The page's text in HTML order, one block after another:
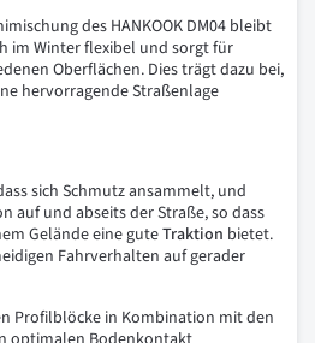
des HANKOOK DM04 bleibt
im Winter flexibel und sorgt für
Oberflächen. Dies trägt dazu bei,
hervorragende Straßenlage
sich Schmutz ansammelt, und
auf und abseits der Straße, so dass
Gelände eine guteTraktion bietet.
Fahrverhalten auf gerader
Profilblöcke in Kombination mit den